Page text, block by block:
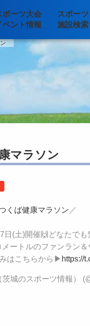
ポーツ大会
ベント情報
スポーツ
施設検索
マラソン
くば健康マラソン ／
日(土)開催🙌どなたで
ートルのファンラン
はこちらから▶ https://
城のスポーツ情報）